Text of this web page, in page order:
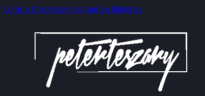
Ugrás a fő tartalomhoz Ugrás a lábléchez